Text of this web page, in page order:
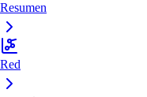
Resumen
Red